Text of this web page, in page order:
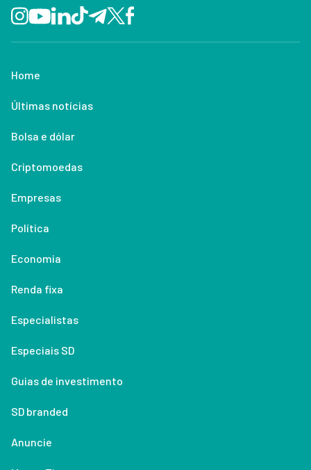
Home
Últimas notícias
Bolsa e dólar
Criptomoedas
Empresas
Política
Economia
Renda fixa
Especialistas
Especiais SD
Guias de investimento
SD branded
Anuncie